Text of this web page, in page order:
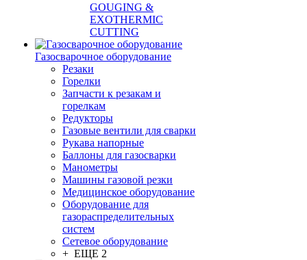
GOUGING &
EXOTHERMIC
CUTTING
Газосварочное оборудование
Резаки
Горелки
Запчасти к резакам и
горелкам
Редукторы
Газовые вентили для сварки
Рукава напорные
Баллоны для газосварки
Манометры
Машины газовой резки
Медицинское оборудование
Оборудование для
газораспределительных
систем
Сетевое оборудование
+ ЕЩЕ 2